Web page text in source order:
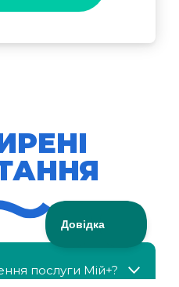
послуги Мій+?